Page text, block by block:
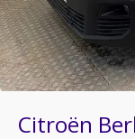
Citroën